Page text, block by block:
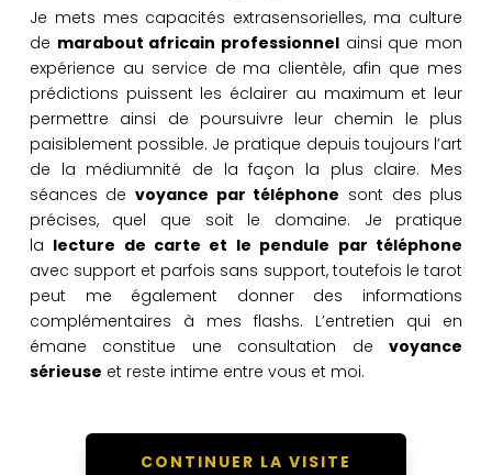
Je mets mes capacités extrasensorielles, ma culture
de marabout africain professionnel ainsi que mon
expérience au service de ma clientèle, afin que mes
prédictions puissent les éclairer au maximum et leur
permettre ainsi de poursuivre leur chemin le plus
paisiblement possible. Je pratique depuis toujours l’art
de la médiumnité de la façon la plus claire. Mes
séances devoyance par téléphone sont des plus
précises, quel que soit le domaine. Je pratique
la lecture de carte et le pendule par téléphone
avec support et parfois sans support, toutefois le tarot
peut me également donner des informations
complémentaires à mes flashs. L’entretien qui en
émane constitue une consultation devoyance
sérieuse et reste intime entre vous et moi.
CONTINUER LA VISITE